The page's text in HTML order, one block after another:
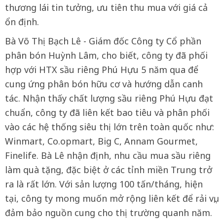
thương lái tin tưởng, ưu tiên thu mua với giá cả
ổn định.
Bà Võ Thị Bạch Lê - Giám đốc Công ty Cổ phần
phân bón Huỳnh Lâm, cho biết, công ty đã phối
hợp với HTX sầu riêng Phú Hựu 5 năm qua để
cung ứng phân bón hữu cơ và hướng dẫn canh
tác. Nhận thấy chất lượng sầu riêng Phú Hựu đạt
chuẩn, công ty đã liên kết bao tiêu và phân phối
vào các hệ thống siêu thị lớn trên toàn quốc như:
Winmart, Co.opmart, Big C, Annam Gourmet,
Finelife. Bà Lê nhận định, nhu cầu mua sầu riêng
làm quà tặng, đặc biệt ở các tỉnh miền Trung trở
ra là rất lớn. Với sản lượng 100 tấn/tháng, hiện
tại, công ty mong muốn mở rộng liên kết để rải vụ,
đảm bảo nguồn cung cho thị trường quanh năm.